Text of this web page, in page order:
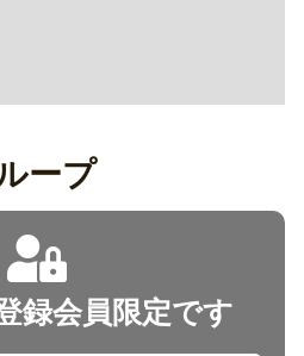
ープ
録会員限定です